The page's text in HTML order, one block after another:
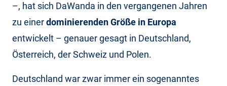
–, hat sich DaWanda in den vergangenen Jahren
zu einerdominierenden Größe in Europa
entwickelt – genauer gesagt in Deutschland,
Österreich, der Schweiz und Polen.
Deutschland war zwar immer ein sogenanntes